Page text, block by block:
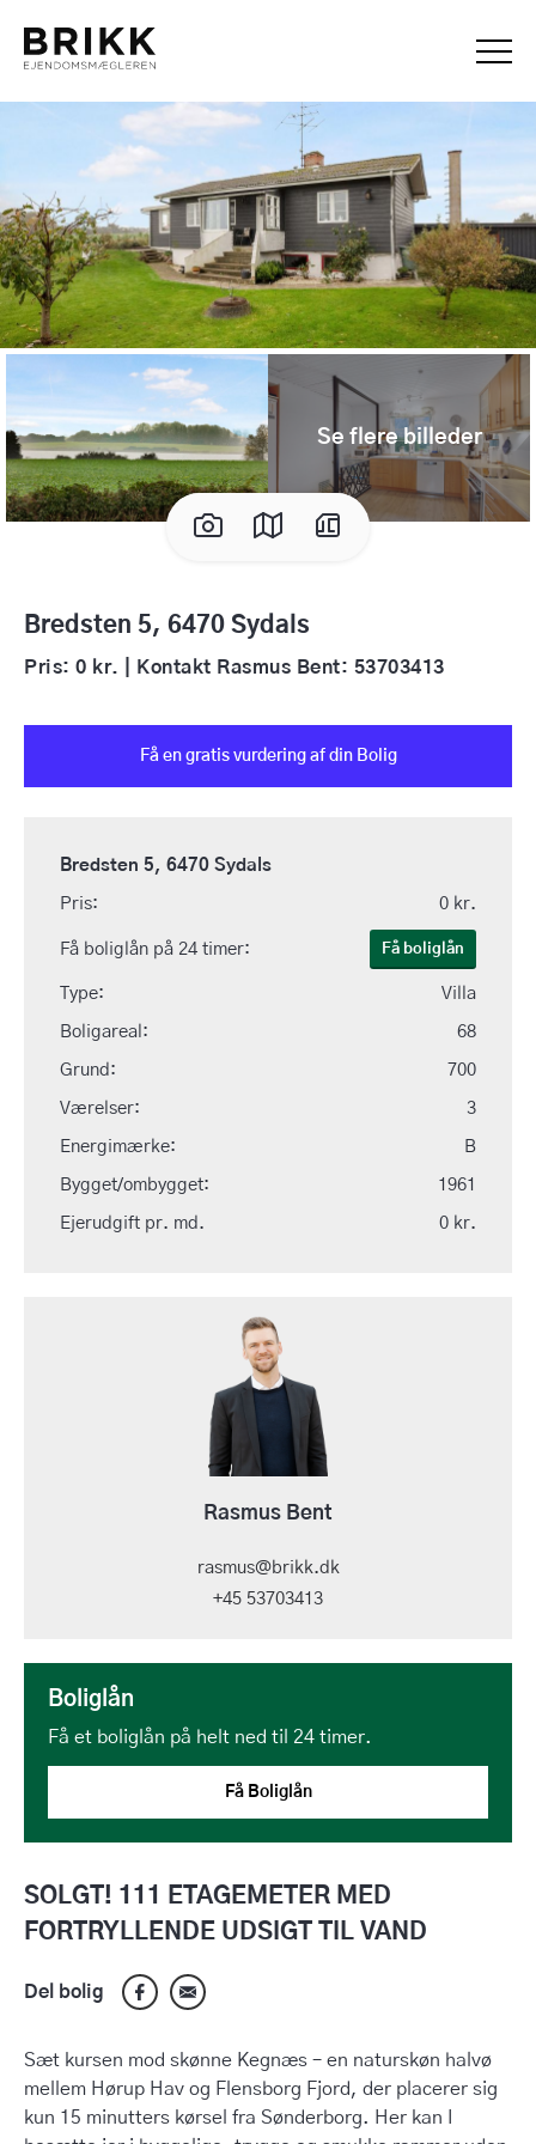
Se flere billeder
SOLGT! 111 ETAGEMETER MED
FORTRYLLENDE UDSIGT TIL VAND
Del bolig
Sæt kursen mod skønne Kegnæs – en naturskøn halvø
mellem Hørup Hav og Flensborg Fjord, der placerer sig
kun 15 minutters kørsel fra Sønderborg. Her kan I
Bredsten 5, 6470 Sydals
Pris: 0 kr. | Kontakt Rasmus Bent: 53703413
Bredsten 5, 6470 Sydals
Pris: 0 kr.
Få boliglån på 24 timer: Få boliglån
Type: Villa
Boligareal: 68
Grund: 700
Værelser: 3
Energimærke: B
Bygget/ombygget: 1961
Ejerudgift pr. md. 0 kr.
Få en gratis vurdering af din Bolig
Rasmus Bent
rasmus@brikk.dk
+45 53703413
Boliglån
Få et boliglån på helt ned til 24 timer.
Få Boliglån